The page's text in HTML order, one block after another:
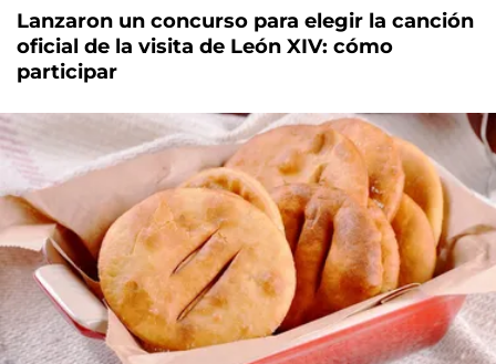
Lanzaron un concurso para elegir la canción
oficial de la visita de León XIV: cómo
participar